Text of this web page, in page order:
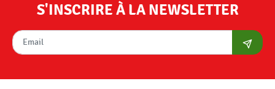
S'INSCRIRE À LA NEWSLETTER